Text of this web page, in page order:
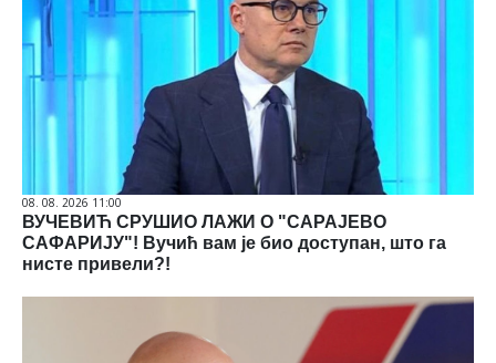
08. 08. 2026 11:00
ВУЧЕВИЋ СРУШИО ЛАЖИ О "САРАЈЕВО
САФАРИЈУ"! Вучић вам је био доступан, што га
нисте привели?!